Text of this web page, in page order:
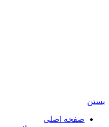
صفحه اصلی